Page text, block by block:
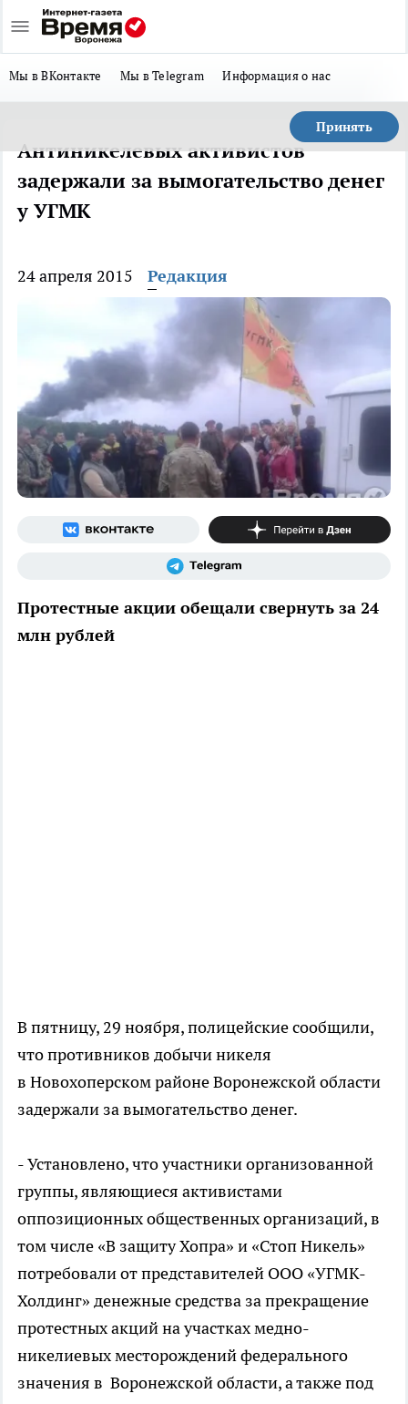
Мы в ВКонтакте Мы в Telegram Информация о нас
Принять
Антиникелевых активистов
задержали за вымогательство денег
у УГМК
24 апреля 2015 Редакция
Протестные акции обещали свернуть за 24
млн рублей
В пятницу, 29 ноября, полицейские сообщили,
что противников добычи никеля
в Новохоперском районе Воронежской области
задержали за вымогательство денег.
- Установлено, что участники организованной
группы, являющиеся активистами
оппозиционных общественных организаций, в
том числе «В защиту Хопра» и «Стоп Никель»
потребовали от представителей ООО «УГМК-
Холдинг» денежные средства за прекращение
протестных акций на участках медно-
никелиевых месторождений федерального
значения в Воронежской области, а также под